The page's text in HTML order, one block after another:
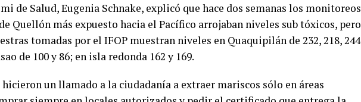
de Salud, Eugenia Schnake, explicó que hace dos semanas los monitoreos
Quellón más expuesto hacia el Pacífico arrojaban niveles sub tóxicos, pero
tomadas por el IFOP muestran niveles en Quaquipilán de 232, 218, 244
de 100 y 86; en isla redonda 162 y 169.
un llamado a la ciudadanía a extraer mariscos sólo en áreas